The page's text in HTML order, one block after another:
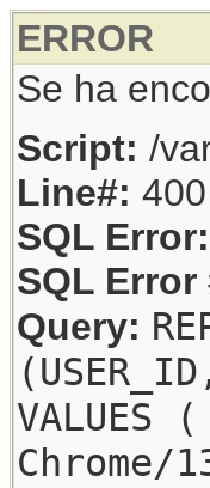
ERROR
Se ha
Script: /
Line#: 400
SQL Error:
SQL Error
Query: